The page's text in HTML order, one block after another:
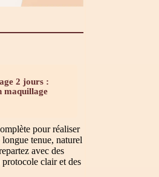
2 jours :
maquillage
pour réaliser
tenue, naturel
avec des
clair et des